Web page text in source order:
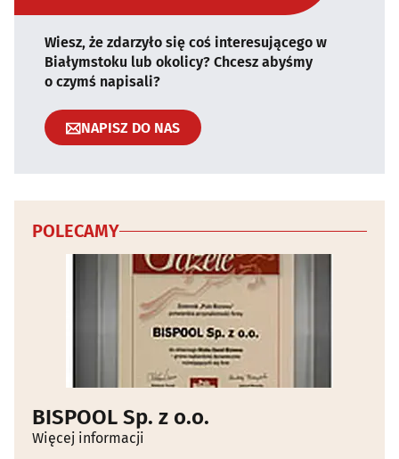
Wiesz, że zdarzyło się coś interesującego w
Białymstoku lub okolicy? Chcesz abyśmy
o czymś napisali?
NAPISZ DO NAS
POLECAMY
BISPOOL Sp. z o.o.
Więcej informacji